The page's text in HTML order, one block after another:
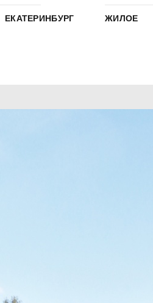
ЕКАТЕРИНБУРГ ЖИЛОЕ